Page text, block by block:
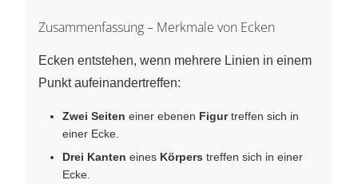
Zusammenfassung – Merkmale von Ecken
Ecken entstehen, wenn mehrere Linien in einem
Punkt aufeinandertreffen:
Zwei Seiten einer ebenen Figurtreffen sich in
einer Ecke.
Drei Kanten eines Körpers treffen sich in einer
Ecke.